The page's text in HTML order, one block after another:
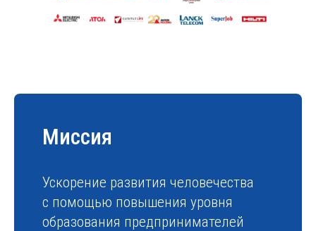
Миссия
Ускорение развития человечества
с помощью повышения уровня
образования предпринимателей